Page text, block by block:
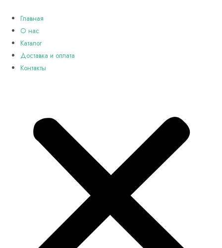
содержимому
Главная
О нас
Каталог
Доставка и оплата
Контакты